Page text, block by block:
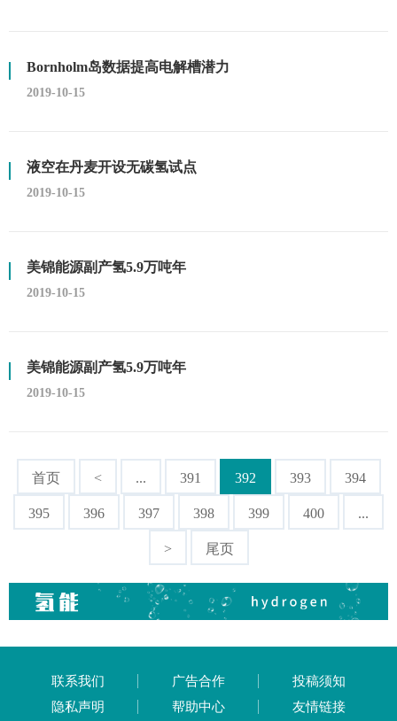
Bornholm岛数据提高电解槽潜力
2019-10-15
液空在丹麦开设无碳氢试点
2019-10-15
美锦能源副产氢5.9万吨年
2019-10-15
美锦能源副产氢5.9万吨年
2019-10-15
首页 < ... 391 392 393 394
395 396 397 398 399 400 ...
> 尾页
联系我们 广告合作
投稿须知
隐私声明
帮助中心 友情链接